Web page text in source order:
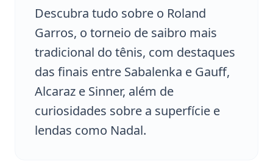
Descubra tudo sobre o Roland
Garros, o torneio de saibro mais
tradicional do tênis, com destaques
das finais entre Sabalenka e Gauff,
Alcaraz e Sinner, além de
curiosidades sobre a superfície e
lendas como Nadal.